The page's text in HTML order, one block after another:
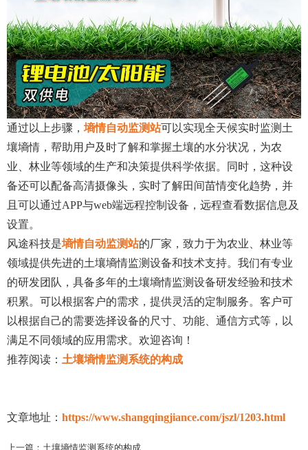
通过以上步骤， 墒情自动监测站可以实现全天候实时监测土
壤墒情，帮助用户及时了解和掌握土壤的水分状况，为农
业、林业等领域的生产和决策提供科学依据。同时，这种设
备还可以配备高清摄像头，实时了解田间苗情变化趋势，并
且可以通过APP与web端远程控制设备，远程查看数据信息及
设置。
风途科技是墒情自动监测站的厂家，致力于为农业、林业等
领域提供先进的土壤墒情监测设备和技术支持。我们有专业
的研发团队，具备多年的土壤墒情监测设备研发经验和技术
积累。可以根据客户的需求，提供灵活的定制服务。客户可
以根据自己的需要选择设备的尺寸、功能、通信方式等，以
满足不同领域的应用需求。欢迎咨询！
推荐阅读： 土壤墒情监测系统的构成
文章地址： https://www.shangqingjiance.com/jszl/1203.html
上一篇： 土壤墒情监测系统的构成